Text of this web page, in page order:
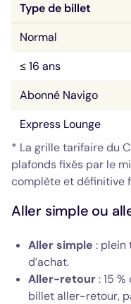
Type de billet
Normal
≤ 16 ans
Abonné Navigo
Express Lounge
* La grille tarifaire du
plafonds fixés par le
complète et définitive
Aller simple ou
Aller simple : plein
d’achat.
Aller-retour: 15
billet aller-retour,